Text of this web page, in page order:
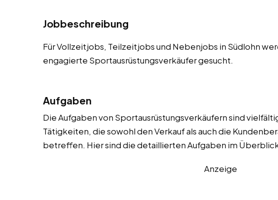
Jobbeschreibung
Für Vollzeitjobs, Teilzeitjobs und Nebenjobs in Südlohn
engagierte Sportausrüstungsverkäufer gesucht.
Aufgaben
Die Aufgaben von Sportausrüstungsverkäufern sind
Tätigkeiten, die sowohl den Verkauf als auch die
betreffen. Hier sind die detaillierten Aufgaben im
Anzeige